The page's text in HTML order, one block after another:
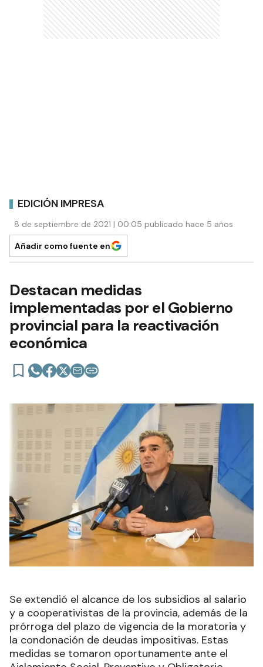
EDICIÓN IMPRESA
8 de septiembre de 2021 | 00:05 publicado hace 5 años
Añadir como fuente en
Destacan medidas
implementadas por el Gobierno
provincial para la reactivación
económica
Se extendió el alcance de los subsidios al salario
y a cooperativistas de la provincia, además de la
prórroga del plazo de vigencia de la moratoria y
la condonación de deudas impositivas. Estas
medidas se tomaron oportunamente ante el